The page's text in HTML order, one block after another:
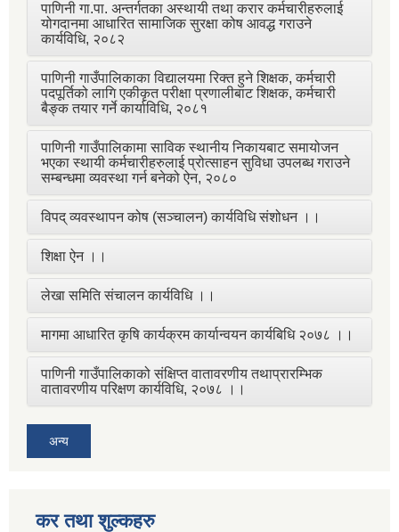
पाणिनी गा.पा. अन्तर्गतका अस्थायी तथा करार कर्मचारीहरुलाई
योगदानमा आधारित सामाजिक सुरक्षा कोष आवद्ध गराउने
कार्यविधि, २०८२
पाणिनी गाउँपालिकाका विद्यालयमा रिक्त हुने शिक्षक, कर्मचारी
पदपूर्तिको लागि एकीकृत परीक्षा प्रणालीबाट शिक्षक, कर्मचारी
बैङ्क तयार गर्ने कार्याविधि, २०८१
पाणिनी गाउँपालिकामा साविक स्थानीय निकायबाट समायोजन
भएका स्थायी कर्मचारीहरुलाई प्रोत्साहन सुविधा उपलब्ध गराउने
सम्बन्धमा व्यवस्था गर्न बनेको ऐन, २०८०
विपद् व्यवस्थापन कोष (सञ्चालन) कार्यविधि संशोधन ।।
शिक्षा ऐन ।।
लेखा समिति संचालन कार्यविधि ।।
मागमा आधारित कृषि कार्यक्रम कार्यान्वयन कार्यबिधि २०७८ ।।
पाणिनी गाउँपालिकाको संक्षिप्त वातावरणीय तथाप्रारम्भिक
वातावरणीय परिक्षण कार्यविधि, २०७८ ।।
अन्य
कर तथा शुल्कहरु